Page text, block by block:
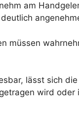
am
müssen
lässt sich
wird